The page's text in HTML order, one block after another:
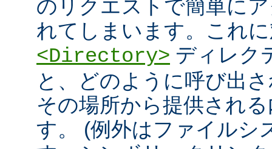
のリクエストで簡単に
れてしまいます。これ
<Directory> ディレク
と、どのように呼び出
その場所から提供され
す。 (例外はファイルシ